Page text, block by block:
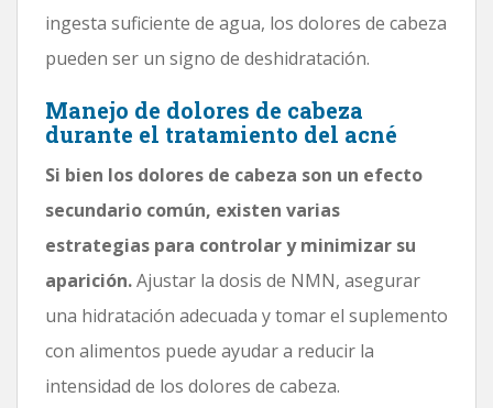
ingesta suficiente de agua, los dolores de cabeza
pueden ser un signo de deshidratación.
Manejo de dolores de cabeza
durante el tratamiento del acné
Si bien los dolores de cabeza son un efecto
secundario común, existen varias
estrategias para controlar y minimizar su
aparición.Ajustar la dosis de NMN, asegurar
una hidratación adecuada y tomar el suplemento
con alimentos puede ayudar a reducir la
intensidad de los dolores de cabeza.